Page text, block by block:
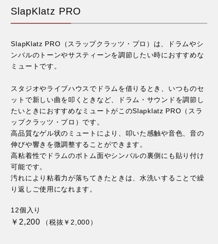
SlapKlatz PRO
SlapKlatz PRO（スラップクラッツ・プロ）は、ドラムやシ
ンバルのトーンやサスティーンを調節したい時におすすめな
ミュートです。
スタジオやライブハウスでドラムを借りるとき、いつものセ
ットで新しい曲を叩くときなど、ドラム・サウンドを調節し
たいときにおすすめなミュートがこのSlapklatz PRO（スラ
ップクラッツ・プロ）です。
高品質なゲル状のミュートにより、叩いた感触や音色、音の
伸びや響きを微調整することができます。
高粘着性でドラムのボトム面やシンバルの裏側にも貼り付け
可能です。
汚れにより粘着力が落ちてきたときは、水洗いすることで繰
り返しご使用になれます。
12個入り
￥2,200 （税抜￥2,000）